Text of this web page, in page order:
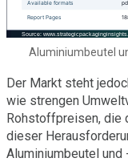
Aluminiumbeutel
Der Markt steht
wie strengen
Rohstoffpreisen, die
dieser
Aluminiumbeutel